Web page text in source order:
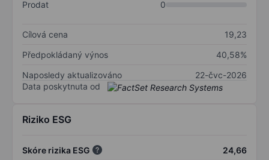
Prodat
0
Cílová cena
19,23
Předpokládaný výnos
40,58%
Naposledy aktualizováno
22-čvc-2026
Data poskytnuta od
Riziko ESG
Skóre rizika ESG
24,66